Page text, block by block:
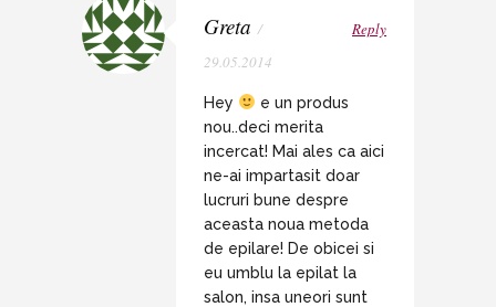
Greta /
29.05.2014
Reply
Hey
e un produs
nou..deci merita
incercat! Mai ales ca aici
ne-ai impartasit doar
lucruri bune despre
aceasta noua metoda
de epilare! De obicei si
eu umblu la epilat la
salon, insa uneori sunt